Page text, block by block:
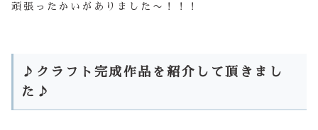
頑張ったかいがありました〜！！！
♪クラフト完成作品を紹介して頂きまし
た♪